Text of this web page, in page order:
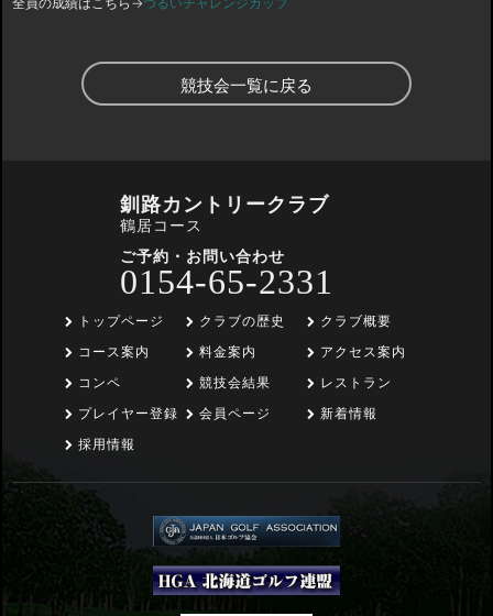
競技会一覧に戻る
釧路カントリークラブ
鶴居コース
ご予約・お問い合わせ
0154-65-2331
トップページ
コース案内
コンペ
プレイヤー登録
採用情報
クラブの歴史
料金案内
競技会結果
会員ページ
クラブ概要
アクセス案内
レストラン
新着情報